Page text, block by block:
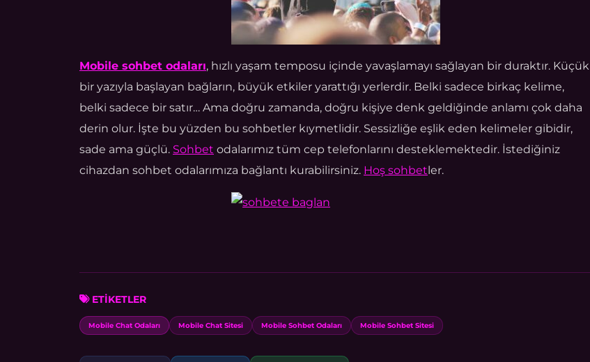
Mobile sohbet odaları, hızlı yaşam temposu içinde yavaşlamayı sağlayan bir duraktır. Küçük
bir yazıyla başlayan bağların, büyük etkiler yarattığı yerlerdir. Belki sadece birkaç kelime,
belki sadece bir satır… Ama doğru zamanda, doğru kişiye denk geldiğinde anlamı çok daha
derin olur. İşte bu yüzden bu sohbetler kıymetlidir. Sessizliğe eşlik eden kelimeler gibidir,
sade ama güçlü. Sohbet odalarımız tüm cep telefonlarını desteklemektedir. İstediğiniz
cihazdan sohbet odalarımıza bağlantı kurabilirsiniz. Hoş sohbetler.
ETİKETLER
Mobile Chat Odaları Mobile Chat Sitesi Mobile Sohbet Odaları Mobile Sohbet Sitesi